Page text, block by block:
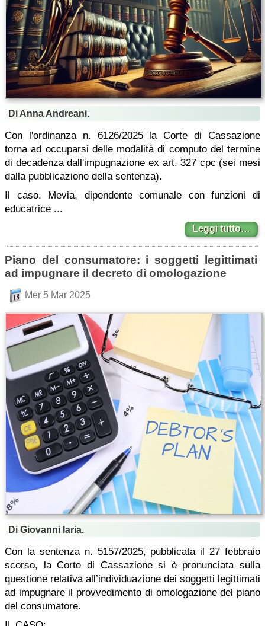
Di Anna Andreani.
Con l'ordinanza n. 6126/2025 la Corte di Cassazione
torna ad occuparsi delle modalità di computo del termine
di decadenza dall'impugnazione ex art. 327 cpc (sei mesi
dalla pubblicazione della sentenza).
Il caso. Mevia, dipendente comunale con funzioni di
educatrice ...
Leggi tutto…
Piano del consumatore: i soggetti legittimati
ad impugnare il decreto di omologazione
Mer 5 Mar 2025
Di Giovanni Iaria.
Con la sentenza n. 5157/2025, pubblicata il 27 febbraio
scorso, la Corte di Cassazione si è pronunciata sulla
questione relativa all’individuazione dei soggetti legittimati
ad impugnare il provvedimento di omologazione del piano
del consumatore.